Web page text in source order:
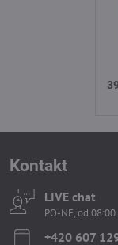
Kontakt
LIVE chat
PO-NE, od
+420 607